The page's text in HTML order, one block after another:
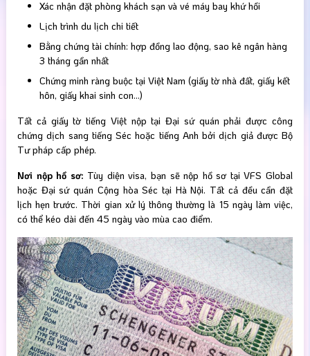
Xác nhận đặt phòng khách sạn và vé máy bay khứ hồi
Lịch trình du lịch chi tiết
Bằng chứng tài chính: hợp đồng lao động, sao kê ngân hàng
3 tháng gần nhất
Chứng minh ràng buộc tại Việt Nam (giấy tờ nhà đất, giấy kết
hôn, giấy khai sinh con…)
Tất cả giấy tờ tiếng Việt nộp tại Đại sứ quán phải được công
chứng dịch sang tiếng Séc hoặc tiếng Anh bởi dịch giả được Bộ
Tư pháp cấp phép.
Nơi nộp hồ sơ: Tùy diện visa, bạn sẽ nộp hồ sơ tại VFS Global
hoặc Đại sứ quán Cộng hòa Séc tại Hà Nội. Tất cả đều cần đặt
lịch hẹn trước. Thời gian xử lý thông thường là 15 ngày làm việc,
có thể kéo dài đến 45 ngày vào mùa cao điểm.